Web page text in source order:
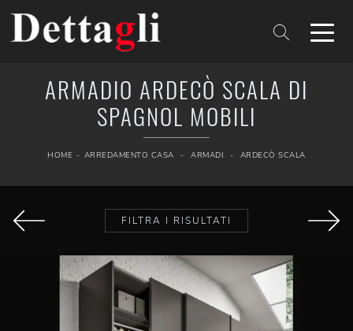
ARMADIO ARDECÒ SCALA DI
SPAGNOL MOBILI
HOME - ARREDAMENTO CASA - ARMADI - ARDECÒ SCALA
FILTRA I RISULTATI